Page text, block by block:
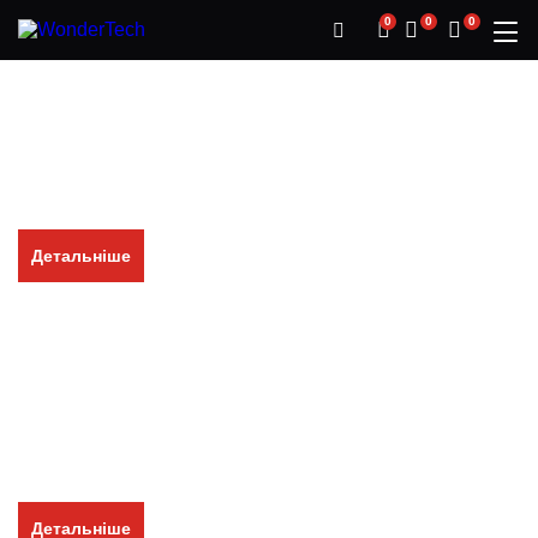
0 0 0
Детальніше
Детальніше